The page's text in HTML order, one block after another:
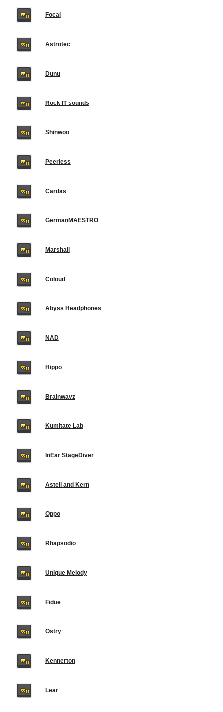
Focal
Astrotec
Dunu
Rock IT sounds
Shinwoo
Peerless
Cardas
GermanMAESTRO
Marshall
Coloud
Abyss Headphones
NAD
Hippo
Brainwavz
Kumitate Lab
InEar StageDiver
Astell and Kern
Oppo
Rhapsodio
Unique Melody
Fidue
Ostry
Kennerton
Lear